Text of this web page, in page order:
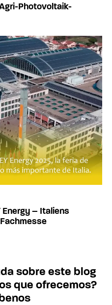
Photovoltaik-
Energy – Italiens
sobre este blog
que ofrecemos?